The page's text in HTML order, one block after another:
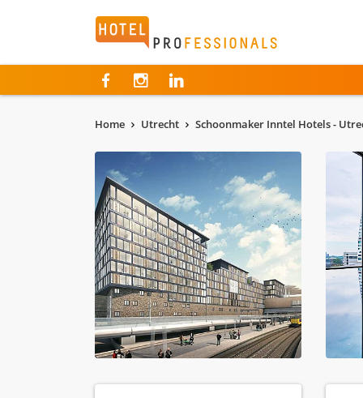
Hotelprofessionals
Home Utrecht Schoonmaker Inntel Hotels -